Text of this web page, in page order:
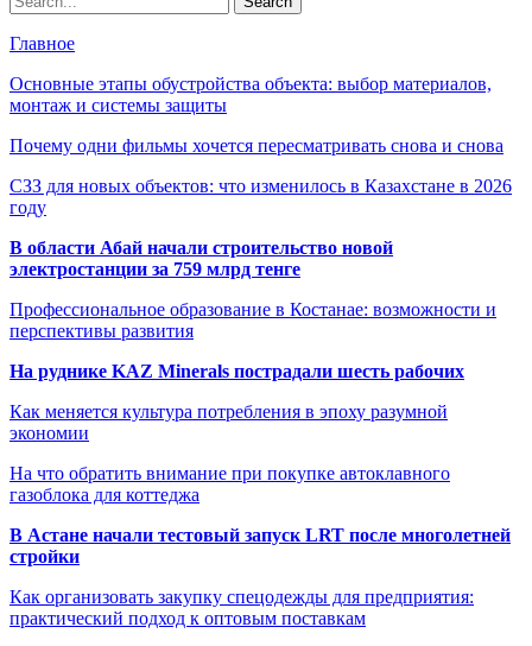
Главное
Основные этапы обустройства объекта: выбор материалов,
монтаж и системы защиты
Почему одни фильмы хочется пересматривать снова и снова
СЗЗ для новых объектов: что изменилось в Казахстане в 2026
году
В области Абай начали строительство новой
электростанции за 759 млрд тенге
Профессиональное образование в Костанае: возможности и
перспективы развития
На руднике KAZ Minerals пострадали шесть рабочих
Как меняется культура потребления в эпоху разумной
экономии
На что обратить внимание при покупке автоклавного
газоблока для коттеджа
В Астане начали тестовый запуск LRT после многолетней
стройки
Как организовать закупку спецодежды для предприятия:
практический подход к оптовым поставкам